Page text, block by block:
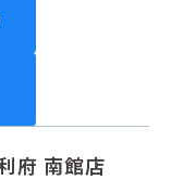
府 南館店